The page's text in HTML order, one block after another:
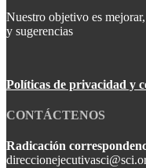
Nuestro objetivo es
y sugerencias
Políticas de privacidad y
CONTÁCTENOS
Radicación